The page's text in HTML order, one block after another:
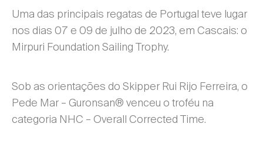
Uma das principais regatas de Portugal teve lugar
nos dias 07 e 09 de julho de 2023, em Cascais: o
Mirpuri Foundation Sailing Trophy.
Sob as orientações do Skipper Rui Rijo Ferreira, o
Pede Mar – Guronsan® venceu o troféu na
categoria NHC – Overall Corrected Time.